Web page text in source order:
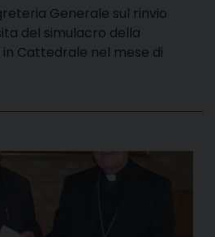
Generale sul rinvio
del simulacro della
Cattedrale nel mese di